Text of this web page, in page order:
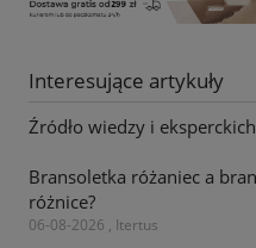
Interesujące artykuły
Źródło wiedzy i
Bransoletka różaniec a
różnice?
06-08-2026 , Itertus